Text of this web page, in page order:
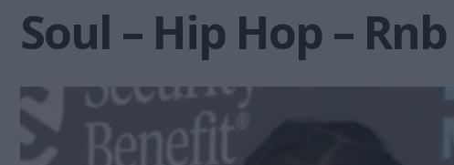
Soul – Hip Hop – Rnb